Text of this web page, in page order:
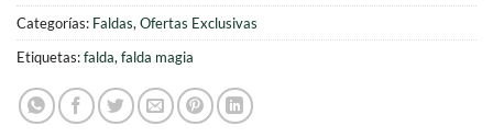
Categorías: Faldas,Ofertas Exclusivas
Etiquetas:falda,falda magia